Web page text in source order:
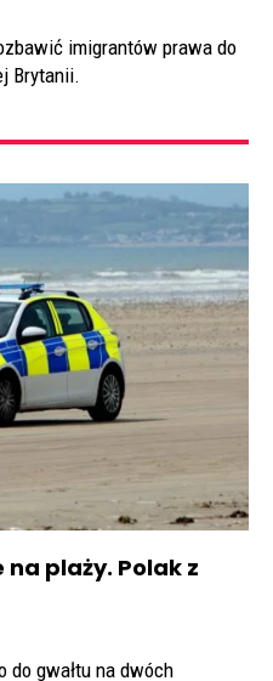
imigrantów prawa do
Brytanii.
plaży. Polak z
do gwałtu na dwóch